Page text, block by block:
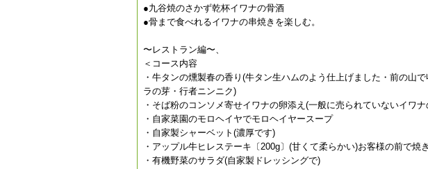
●九谷焼のさかず乾杯イワナの骨酒
●骨まで食べれるイワナの串焼きを楽しむ。
〜レストラン編〜、
＜コース内容
・牛タンの燻製春の香り(牛タン生ハムのよう仕上げました・前の山
ラの芽・行者ニンニク)
・そば粉のコンソメ寄せイワナの卵添え(一般に売られていないイワ
・自家菜園のモロヘイヤでモロヘイヤースープ
・自家製シャーベット(濃厚です)
・アップル牛ヒレステーキ〔200g〕(甘くて柔らかい)お客様の前で
・有機野菜のサラダ(自家製ドレッシングで)